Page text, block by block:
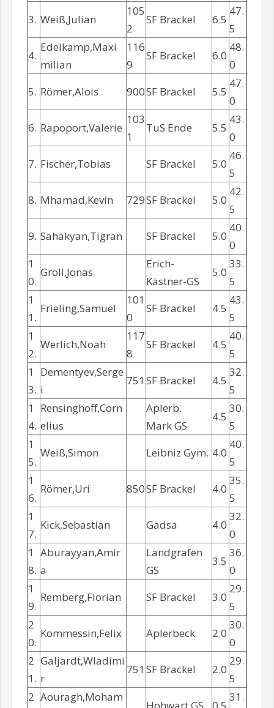
3. Weiß,Julian
105
2
SF Brackel 6.5
47.
5
4.
Edelkamp,Maxi
milian
116
9
SF Brackel 6.0
48.
0
5. Römer,Alois 900SF Brackel 5.5
47.
0
6. Rapoport,Valerie
103
1
TuS Ende 5.5
43.
0
7. Fischer,Tobias SF Brackel 5.0
46.
5
8. Mhamad,Kevin 729SF Brackel 5.0
42.
5
9. Sahakyan,Tigran SF Brackel 5.0
40.
0
1
0.
Groll,Jonas
Erich-
Kästner-GS
5.0
33.
5
1
1.
Frieling,Samuel
101
0
SF Brackel 4.5
43.
5
1
2.
Werlich,Noah
117
8
SF Brackel 4.5
40.
5
1
3.
Dementyev,Serge
i
751 SF Brackel 4.5
32.
5
1
4.
Rensinghoff,Corn
elius
Aplerb.
Mark GS
4.5
30.
5
1
5.
Weiß,Simon Leibniz Gym. 4.0
40.
5
1
6.
Römer,Uri 850SF Brackel 4.0
35.
5
1
7.
Kick,Sebastian Gadsa 4.0
32.
0
1
8.
Aburayyan,Amir
a
Landgrafen
GS
3.5
36.
0
1
9.
Remberg,Florian SF Brackel 3.0
29.
5
2
0.
Kommessin,Felix Aplerbeck 2.0
30.
0
2
1.
Galjardt,Wladimi
r
751 SF Brackel 2.0
29.
5
2 Aouragh,Moham
Hohwart GS 0.5
31.